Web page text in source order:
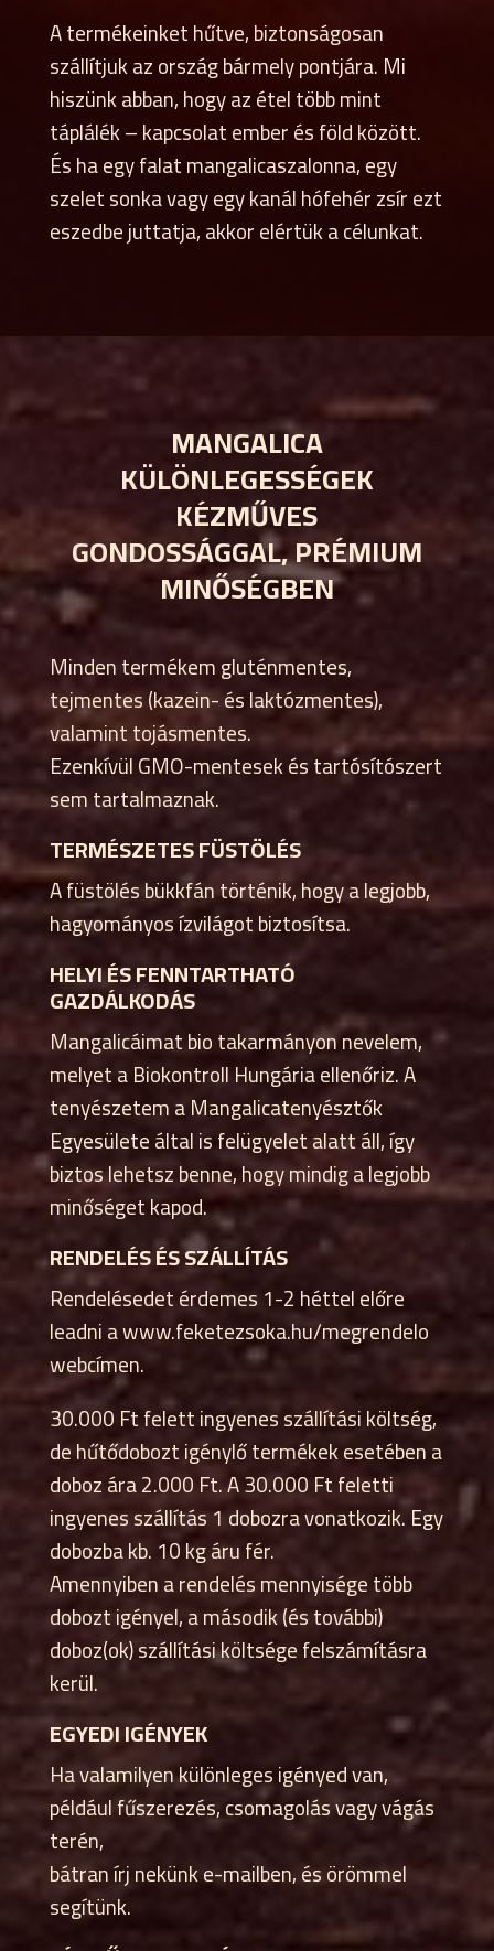
A termékeinket hűtve, biztonságosan
szállítjuk az ország bármely pontjára. Mi
hiszünk abban, hogy az étel több mint
táplálék – kapcsolat ember és föld között.
És ha egy falat mangalicaszalonna, egy
szelet sonka vagy egy kanál hófehér zsír ezt
eszedbe juttatja, akkor elértük a célunkat.
MANGALICA
KÜLÖNLEGESSÉGEK
KÉZMŰVES
GONDOSSÁGGAL, PRÉMIUM
MINŐSÉGBEN
Minden termékem gluténmentes,
tejmentes (kazein- és laktózmentes),
valamint tojásmentes.
Ezenkívül GMO-mentesek és tartósítószert
sem tartalmaznak.
TERMÉSZETES FÜSTÖLÉS
A füstölés bükkfán történik, hogy a legjobb,
hagyományos ízvilágot biztosítsa.
HELYI ÉS FENNTARTHATÓ
GAZDÁLKODÁS
Mangalicáimat bio takarmányon nevelem,
melyet a Biokontroll Hungária ellenőriz. A
tenyészetem a Mangalicatenyésztők
Egyesülete által is felügyelet alatt áll, így
biztos lehetsz benne, hogy mindig a legjobb
minőséget kapod.
RENDELÉS ÉS SZÁLLÍTÁS
Rendelésedet érdemes 1-2 héttel előre
leadni a www.feketezsoka.hu/megrendelo
webcímen.
30.000 Ft felett ingyenes szállítási költség,
de hűtődobozt igénylő termékek esetében a
doboz ára 2.000 Ft. A 30.000 Ft feletti
ingyenes szállítás 1 dobozra vonatkozik. Egy
dobozba kb. 10 kg áru fér.
Amennyiben a rendelés mennyisége több
dobozt igényel, a második (és további)
doboz(ok) szállítási költsége felszámításra
kerül.
EGYEDI IGÉNYEK
Ha valamilyen különleges igényed van,
például fűszerezés, csomagolás vagy vágás
terén,
bátran írj nekünk e-mailben, és örömmel
segítünk.